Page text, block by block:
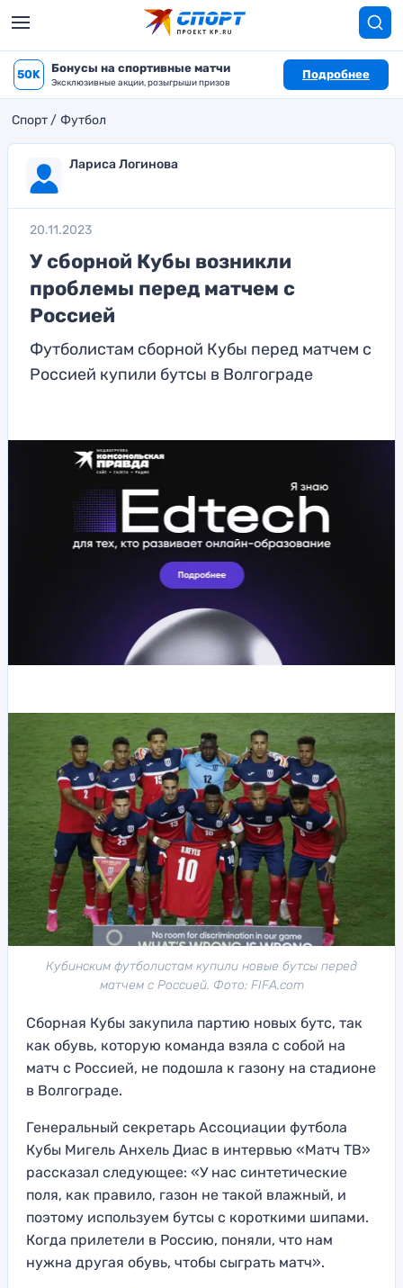
50K Бонусы на спортивные матчи
Эксклюзивные акции, розыгрыши призов
Подробнее
Спорт Футбол
Лариса Логинова
20.11.2023
У сборной Кубы возникли
проблемы перед матчем с
Россией
Футболистам сборной Кубы перед матчем с
Россией купили бутсы в Волгограде
Кубинским футболистам купили новые бутсы перед
матчем с Россией. Фото: FIFA.com
Сборная Кубы закупила партию новых бутс, так
как обувь, которую команда взяла с собой на
матч с Россией, не подошла к газону на стадионе
в Волгограде.
Генеральный секретарь Ассоциации футбола
Кубы Мигель Анхель Диас в интервью «Матч ТВ»
рассказал следующее: «У нас синтетические
поля, как правило, газон не такой влажный, и
поэтому используем бутсы с короткими шипами.
Когда прилетели в Россию, поняли, что нам
нужна другая обувь, чтобы сыграть матч».